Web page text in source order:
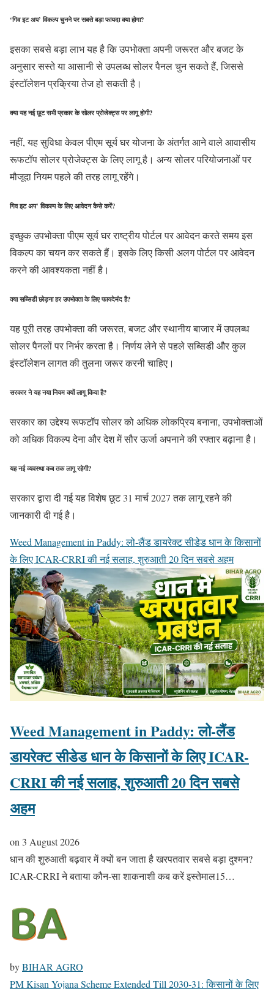
‘गिव इट अप’ विकल्प चुनने पर सबसे बड़ा फायदा क्या होगा?
इसका सबसे बड़ा लाभ यह है कि उपभोक्ता अपनी जरूरत और बजट के
अनुसार सस्ते या आसानी से उपलब्ध सोलर पैनल चुन सकते हैं, जिससे
इंस्टॉलेशन प्रक्रिया तेज हो सकती है।
क्या यह नई छूट सभी प्रकार के सोलर प्रोजेक्ट्स पर लागू होगी?
नहीं, यह सुविधा केवल पीएम सूर्य घर योजना के अंतर्गत आने वाले आवासीय
रूफटॉप सोलर प्रोजेक्ट्स के लिए लागू है। अन्य सोलर परियोजनाओं पर
मौजूदा नियम पहले की तरह लागू रहेंगे।
गिव इट अप’ विकल्प के लिए आवेदन कैसे करें?
इच्छुक उपभोक्ता पीएम सूर्य घर राष्ट्रीय पोर्टल पर आवेदन करते समय इस
विकल्प का चयन कर सकते हैं। इसके लिए किसी अलग पोर्टल पर आवेदन
करने की आवश्यकता नहीं है।
क्या सब्सिडी छोड़ना हर उपभोक्ता के लिए फायदेमंद है?
यह पूरी तरह उपभोक्ता की जरूरत, बजट और स्थानीय बाजार में उपलब्ध
सोलर पैनलों पर निर्भर करता है। निर्णय लेने से पहले सब्सिडी और कुल
इंस्टॉलेशन लागत की तुलना जरूर करनी चाहिए।
सरकार ने यह नया नियम क्यों लागू किया है?
सरकार का उद्देश्य रूफटॉप सोलर को अधिक लोकप्रिय बनाना, उपभोक्ताओं
को अधिक विकल्प देना और देश में सौर ऊर्जा अपनाने की रफ्तार बढ़ाना है।
यह नई व्यवस्था कब तक लागू रहेगी?
सरकार द्वारा दी गई यह विशेष छूट 31 मार्च 2027 तक लागू रहने की
जानकारी दी गई है।
Weed Management in Paddy: लो-लैंड डायरेक्ट सीडेड धान के किसानों
के लिए ICAR-CRRI की नई सलाह, शुरुआती 20 दिन सबसे अहम
Weed Management in Paddy: लो-लैंड
डायरेक्ट सीडेड धान के किसानों के लिए ICAR-
CRRI की नई सलाह, शुरुआती 20 दिन सबसे
अहम
on 3 August 2026
धान की शुरुआती बढ़वार में क्यों बन जाता है खरपतवार सबसे बड़ा दुश्मन?
ICAR-CRRI ने बताया कौन-सा शाकनाशी कब करें इस्तेमाल15…
byBIHAR AGRO
PM Kisan Yojana Scheme Extended Till 2030-31: किसानों के लिए